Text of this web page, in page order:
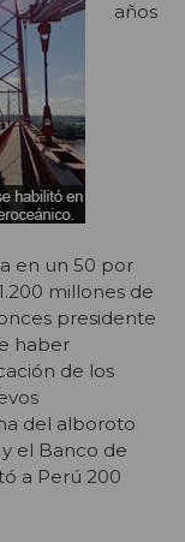
años
en un 50 por
millones de
presidente
haber
de los
del alboroto
el Banco de
a Perú 200